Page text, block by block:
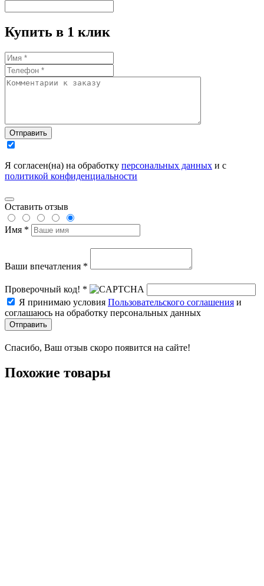
Купить в 1 клик
Отправить
Я согласен(на) на обработку персональных данных и с
политикой конфиденциальности
Оставить отзыв
Имя *
Ваши впечатления *
Проверочный код! *
Я принимаю условия Пользовательского соглашения и
соглашаюсь на обработку персональных данных
Отправить
Спасибо, Ваш отзыв скоро появится на сайте!
Похожие товары